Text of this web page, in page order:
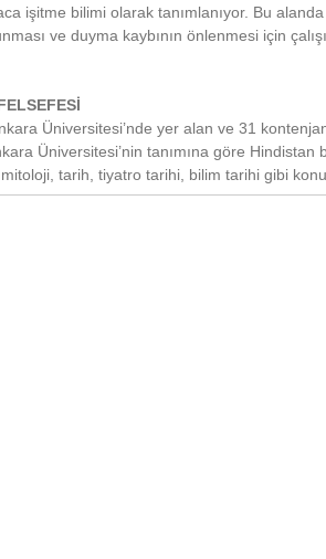
işitme bilimi olarak tanımlanıyor. Bu
ve duyma kaybının önlenmesi için
Üniversitesi’nde yer alan ve 31
Üniversitesi’nin tanımına göre
tarih, tiyatro tarihi, bilim tarihi gibi